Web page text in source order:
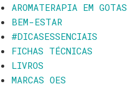
AROMATERAPIA EM GOTAS
BEM-ESTAR
#DICASESSENCIAIS
FICHAS TÉCNICAS
LIVROS
MARCAS OES